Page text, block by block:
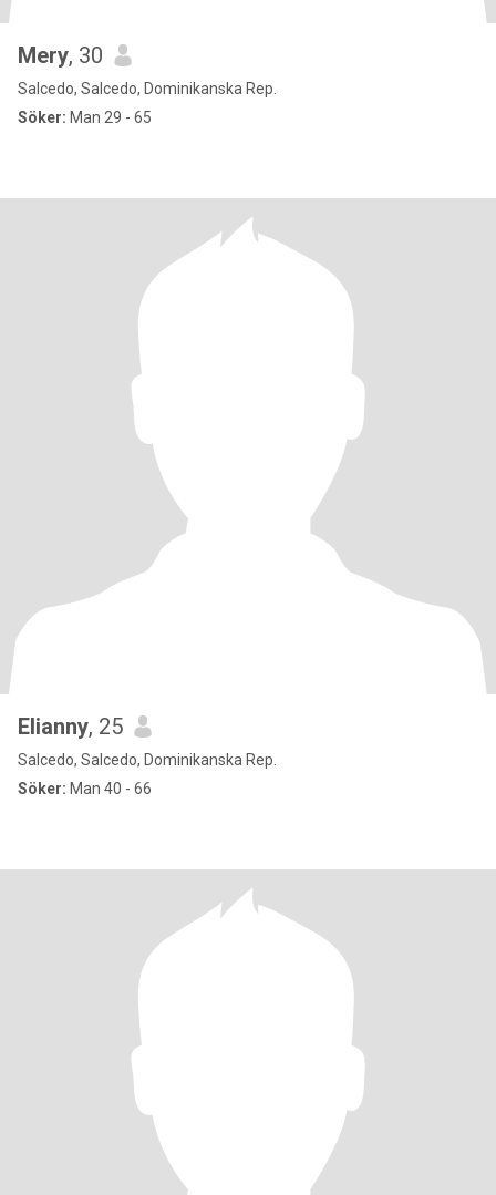
Mery, 30
Salcedo, Salcedo, Dominikanska Rep.
Söker: Man 29 - 65
Elianny, 25
Salcedo, Salcedo, Dominikanska Rep.
Söker: Man 40 - 66